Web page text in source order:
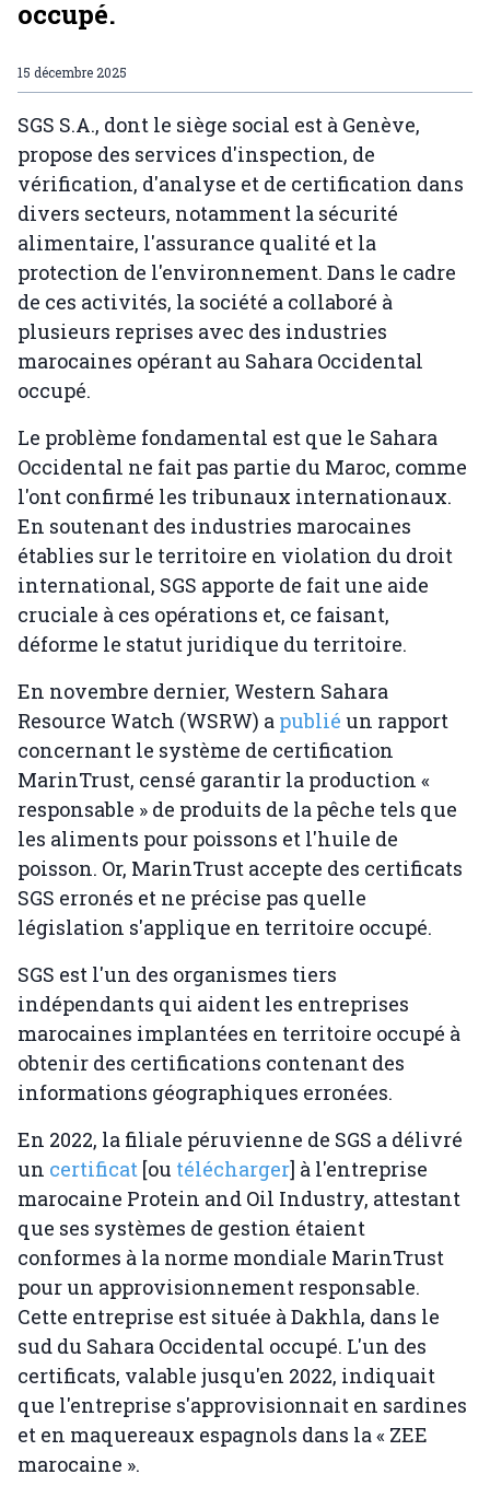
occupé.
15 décembre 2025
SGS S.A., dont le siège social est à Genève,
propose des services d'inspection, de
vérification, d'analyse et de certification dans
divers secteurs, notamment la sécurité
alimentaire, l'assurance qualité et la
protection de l'environnement. Dans le cadre
de ces activités, la société a collaboré à
plusieurs reprises avec des industries
marocaines opérant au Sahara Occidental
occupé.
Le problème fondamental est que le Sahara
Occidental ne fait pas partie du Maroc, comme
l'ont confirmé les tribunaux internationaux.
En soutenant des industries marocaines
établies sur le territoire en violation du droit
international, SGS apporte de fait une aide
cruciale à ces opérations et, ce faisant,
déforme le statut juridique du territoire.
En novembre dernier, Western Sahara
Resource Watch (WSRW) a publié un rapport
concernant le système de certification
MarinTrust, censé garantir la production «
responsable » de produits de la pêche tels que
les aliments pour poissons et l'huile de
poisson. Or, MarinTrust accepte des certificats
SGS erronés et ne précise pas quelle
législation s'applique en territoire occupé.
SGS est l'un des organismes tiers
indépendants qui aident les entreprises
marocaines implantées en territoire occupé à
obtenir des certifications contenant des
informations géographiques erronées.
En 2022, la filiale péruvienne de SGS a délivré
un certificat [ou télécharger] à l'entreprise
marocaine Protein and Oil Industry, attestant
que ses systèmes de gestion étaient
conformes à la norme mondiale MarinTrust
pour un approvisionnement responsable.
Cette entreprise est située à Dakhla, dans le
sud du Sahara Occidental occupé. L'un des
certificats, valable jusqu'en 2022, indiquait
que l'entreprise s'approvisionnait en sardines
et en maquereaux espagnols dans la « ZEE
marocaine ».